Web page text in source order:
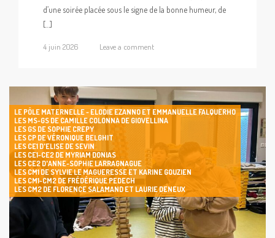
d’une soirée placée sous le signe de la bonne humeur, de
[…]
4 juin 2026 Leave a comment
LE PÔLE MATERNELLE - ELODIE EZANNO ET EMMANUELLE FALQUERHO
LES MS-GS DE CAMILLE COLONNA DE GIOVELLINA
LES GS DE SOPHIE CREPY
LES CP DE VÉRONIQUE BELGHIT
LES CE1 D'ELISE DE SEVIN
LES CE1-CE2 DE MYRIAM DONIAS
LES CE2 D'ANNE-SOPHIE LARRAGNAGUE
LES CM1 DE SYLVIE LE MAGUERESSE ET KARINE GOUZIEN
LES CM1-CM2 DE FRÉDÉRIQUE PEDECH
LES CM2 DE FLORENCE SALAMAND ET LAURIE DENEUX